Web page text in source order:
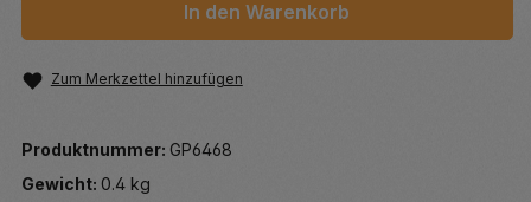
In den Warenkorb
Zum Merkzettel hinzufügen
Produktnummer: GP6468
Gewicht: 0.4 kg